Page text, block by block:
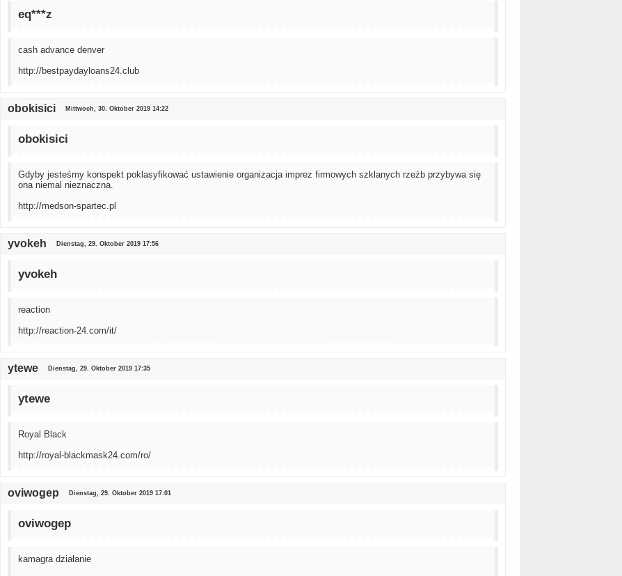
eq***z
cash advance denver
http://bestpaydayloans24.club
obokisici Mittwoch, 30. Oktober 2019 14:22
obokisici
Gdyby jesteśmy konspekt poklasyfikować ustawienie organizacja imprez firmowych szklanych rzeźb przybywa się
ona niemal nieznaczna.
http://medson-spartec.pl
yvokeh Dienstag, 29. Oktober 2019 17:56
yvokeh
reaction
http://reaction-24.com/it/
ytewe Dienstag, 29. Oktober 2019 17:35
ytewe
Royal Black
http://royal-blackmask24.com/ro/
oviwogep Dienstag, 29. Oktober 2019 17:01
oviwogep
kamagra działanie